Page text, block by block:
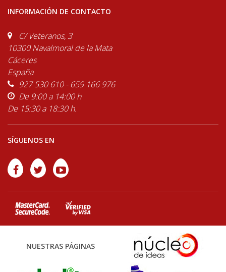
INFORMACIÓN DE CONTACTO
C/ Veteranos, 3
10300 Navalmoral de la Mata
Cáceres
España
927 530 610 - 659 166 976
De 9:00 a 14:00 h
De 15:30 a 18:30 h.
SÍGUENOS EN
NUESTRAS PÁGINAS